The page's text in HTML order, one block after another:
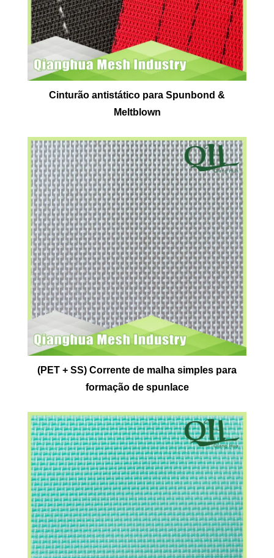
Cinturão antistático para Spunbond &
Meltblown
(PET + SS) Corrente de malha simples para
formação de spunlace